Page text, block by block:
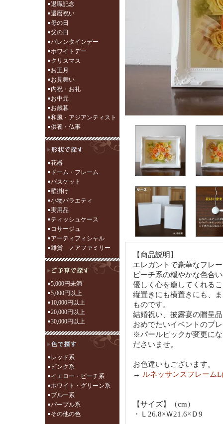
退職記念
還暦祝い
母の日
父の日
バレンタインデー
ホワイトデー
クリスマス
お正月
お見舞い
内祝・お礼
お中元
お歳暮
和風・アジアンティスト
供養・仏事
花器
ドーム・フレーム
バスケット
壁掛け
小物バラエティ
実用品
ティッシュケース
コサージュ
アーティフィシャル
雑貨 ノアファミリー
5,000円未満
5,000円以上
10,000円以上
20,000円以上
30,000円以上
レッド系
ピンク系
イエロー・ピーチ系
ホワイト・グリーン系
ブルー系
パープル系
その他の色
【商品説明】
エレガントで豪華なフレ
ピーチ系の穏やかな色合
優しく心を癒してくれる
縦置きにも横置きにも、
ものです。
結婚祝い、披露宴の贈呈
おめでたいイベントのプ
※パールピックが変更に
ださいませ。
お色違いもございます。
→ ルネッサンスフレーム
【サイズ】（cm）
・Ｌ26.8×Ｗ21.6×Ｄ9